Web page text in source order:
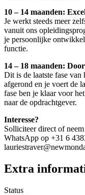
10 – 14 maanden:
Je werkt steeds meer
vanuit ons
je persoonlijke
functie.
14 – 18 maanden:
Dit is de laatste fase
afgerond en je voert de
fase ben je klaar voor
naar de opdrachtgever.
Interesse?
Solliciteer direct of
WhatsApp op +31 6
Extra
Status